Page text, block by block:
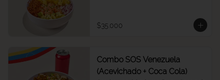
$35.000
Combo SOS Venezuela
(Acevichado + Coca Cola)